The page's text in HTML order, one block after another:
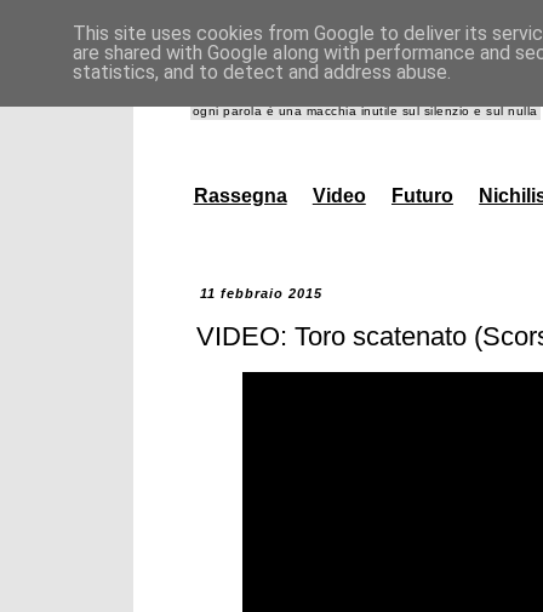
giannidanna.it
ogni parola è una macchia inutile sul silenzio e sul nulla
Rassegna Video Futuro
11 febbraio 2015
VIDEO: Toro scatenato
This site uses cookies from Google to deliver its
are shared with Google along with performance and
statistics, and to detect and address abuse.